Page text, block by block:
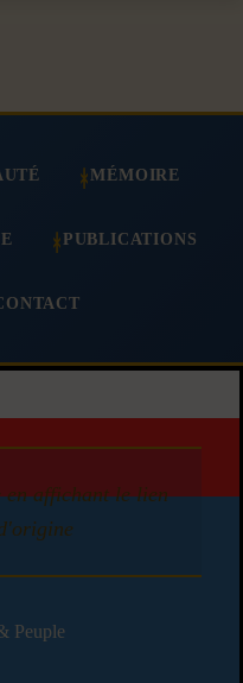
MÉMOIRE
PUBLICATIONS
affichant le lien
Peuple